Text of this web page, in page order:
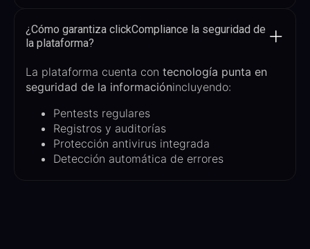
¿Cómo garantiza clickCompliance la seguridad de
la plataforma?
La plataforma cuenta con tecnología punta en
seguridad de la informaciónincluyendo:
Pentests regulares
Registros y auditorías
Protección antivirus integrada
Detección automática de errores